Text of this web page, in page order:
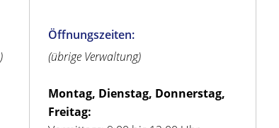
Öffnungszeiten:
(übrige Verwaltung)
Montag, Dienstag, Donnerstag,
Freitag: